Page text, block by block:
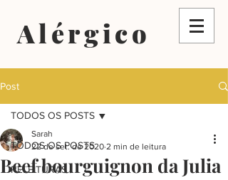
Alérgico
Post
TODOS OS POSTS
RELEITURAS
TODOS OS POSTS
Beef bourguignon da Julia
Sarah
22 de set. de 2020 2 min de leitura